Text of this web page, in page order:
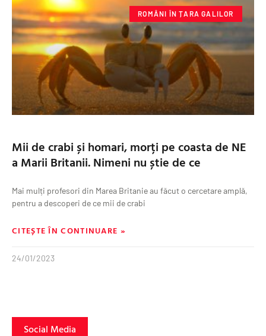
ROMÂNI ÎN ȚARA GALILOR
Mii de crabi și homari, morți pe coasta de NE
a Marii Britanii. Nimeni nu știe de ce
Mai mulți profesori din Marea Britanie au făcut o cercetare amplă,
pentru a descoperi de ce mii de crabi
CITEȘTE ÎN CONTINUARE »
24/01/2023
Social Media